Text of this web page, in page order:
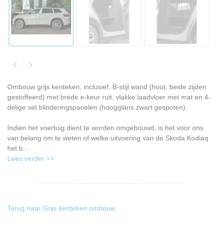
Ombouw grijs kenteken, inclusief: B-stijl wand (hout, beide zijden
gestoffeerd) met brede e-keur ruit, vlakke laadvloer met mat en 4-
delige set blinderingspanelen (hoogglans zwart gespoten).
Indien het voertuig dient te worden omgebouwd, is het voor ons
van belang om te weten of welke uitvoering van de Skoda Kodiaq
het b...
Lees verder >>
Terug naar Grijs kenteken ombouw